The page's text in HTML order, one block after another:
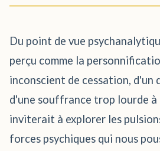
Du point de vue
perçu comme la
inconscient de cessation, d'un
d'une souffrance trop lourde à
inviterait à explorer les
forces psychiques qui nous